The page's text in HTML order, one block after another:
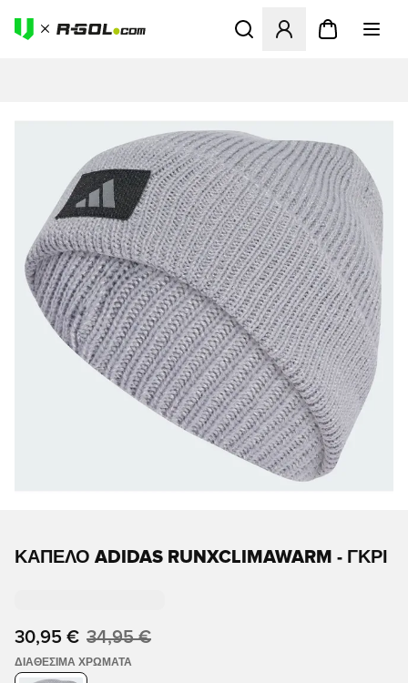
Ανοίγει ένα Modal για να
ΚΑΠΈΛΟ ADIDAS RUNXCLIMAWARM - ΓΚΡΊ
30,95 € 34,95 €
ΔΙΑΘΈΣΙΜΑ ΧΡΏΜΑΤΑ